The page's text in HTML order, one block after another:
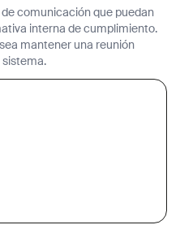
comunicación que puedan
interna de cumplimiento.
mantener una reunión
sistema.